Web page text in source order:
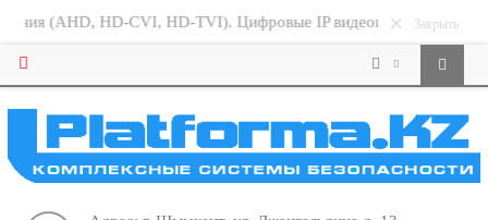
HD-CVI, HD-TVI). Цифровые IP видеокамеры. × Закрыть